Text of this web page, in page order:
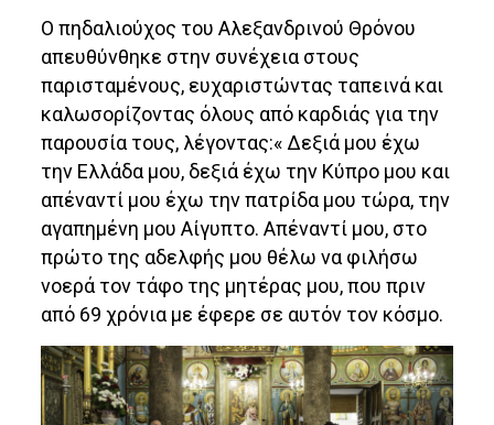
Ο πηδαλιούχος του Αλεξανδρινού Θρόνου
απευθύνθηκε στην συνέχεια στους
παρισταμένους, ευχαριστώντας ταπεινά και
καλωσορίζοντας όλους από καρδιάς για την
παρουσία τους, λέγοντας:« Δεξιά μου έχω
την Ελλάδα μου, δεξιά έχω την Κύπρο μου και
απέναντί μου έχω την πατρίδα μου τώρα, την
αγαπημένη μου Αίγυπτο. Απέναντί μου, στο
πρώτο της αδελφής μου θέλω να φιλήσω
νοερά τον τάφο της μητέρας μου, που πριν
από 69 χρόνια με έφερε σε αυτόν τον κόσμο.